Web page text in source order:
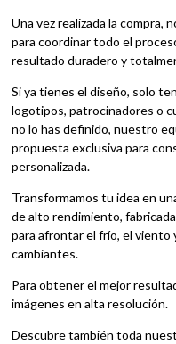
Una vez realizada la
para coordinar todo el
resultado duradero y
Si ya tienes el diseño, solo
logotipos, patrocinadores o
no lo has definido, nuestro
propuesta exclusiva para
personalizada.
Transformamos tu idea en
de alto rendimiento,
para afrontar el frío, el viento
cambiantes.
Para obtener el mejor
imágenes en alta resolución.
Descubre también toda